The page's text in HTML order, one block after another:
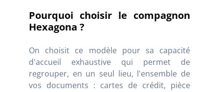
Pourquoi choisir le compagnon
Hexagona ?
On choisit ce modèle pour sa capacité
d'accueil exhaustive qui permet de
regrouper, en un seul lieu, l'ensemble de
vos documents : cartes de crédit, pièce